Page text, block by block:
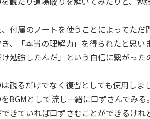
、付属のノートを使うことによってた
、「本当の理解力」を得られたと思
勉強したんだ」という自信に繋がった
は観るだけでなく復習としても使用しま
をBGMとして流し一緒に口ずさんでみる。
きていれば口ずさむことができるけれ